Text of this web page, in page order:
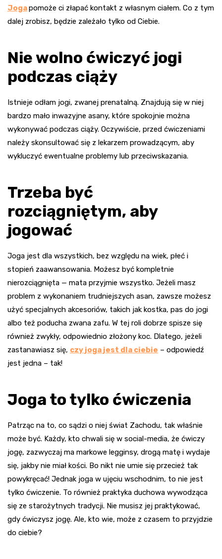
Jogapomoże ci złapać kontakt z własnym ciałem. Co z tym
dalej zrobisz, będzie zależało tylko od Ciebie.
Nie wolno ćwiczyć jogi
podczas ciąży
Istnieje odłam jogi, zwanej prenatalną. Znajdują się w niej
bardzo mało inwazyjne asany, które spokojnie można
wykonywać podczas ciąży. Oczywiście, przed ćwiczeniami
należy skonsultować się z lekarzem prowadzącym, aby
wykluczyć ewentualne problemy lub przeciwskazania.
Trzeba być
rozciągniętym, aby
jogować
Joga jest dla wszystkich, bez względu na wiek, płeć i
stopień zaawansowania. Możesz być kompletnie
nierozciągnięta — mata przyjmie wszystko. Jeżeli masz
problem z wykonaniem trudniejszych asan, zawsze możesz
użyć specjalnych akcesoriów, takich jak kostka, pas do jogi
albo też poducha zwana zafu. W tej roli dobrze spisze się
również zwykły, odpowiednio złożony koc. Dlatego, jeżeli
zastanawiasz się, czy joga jest dla ciebie – odpowiedź
jest jedna – tak!
Joga to tylko ćwiczenia
Patrząc na to, co sądzi o niej świat Zachodu, tak właśnie
może być. Każdy, kto chwali się w social-media, że ćwiczy
jogę, zazwyczaj ma markowe legginsy, drogą matę i wydaje
się, jakby nie miał kości. Bo nikt nie umie się przecież tak
powykręcać! Jednak joga w ujęciu wschodnim, to nie jest
tylko ćwiczenie. To również praktyka duchowa wywodząca
się ze starożytnych tradycji. Nie musisz jej praktykować,
gdy ćwiczysz jogę. Ale, kto wie, może z czasem to przyjdzie
do ciebie?